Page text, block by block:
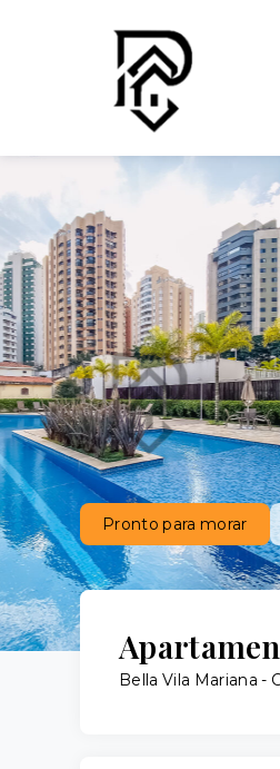
Pronto para morar
Bella Vila Mariana -